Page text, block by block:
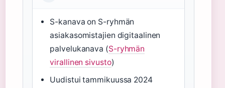
S-kanava on S-ryhmän
asiakasomistajien digitaalinen
palvelukanava (S-ryhmän
virallinen sivusto)
Uudistui tammikuussa 2024